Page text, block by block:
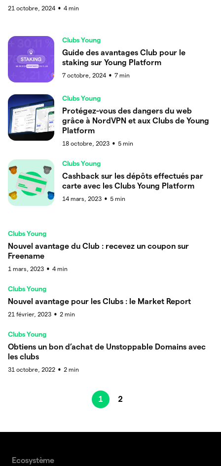
21 octobre, 2024 ● 4 min
Clubs Young
Guide des avantages Club pour le
staking sur Young Platform
7 octobre, 2024 ● 7 min
Clubs Young
Protégez-vous des dangers du web
grâce à NordVPN et aux Clubs de Young
Platform
18 octobre, 2023 ● 5 min
Clubs Young
Cashback sur les dépôts effectués par
carte avec les Clubs Young Platform
14 mars, 2023 ● 5 min
Clubs Young
Nouvel avantage du Club : recevez un coupon sur
Freename
1 mars, 2023 ● 4 min
Clubs Young
Nouvel avantage pour les Clubs : le Market Report
21 février, 2023 ● 2 min
Clubs Young
Obtiens un bon d’achat de Unstoppable Domains avec
les clubs
31 octobre, 2022 ● 2 min
1 2
Ecosystème